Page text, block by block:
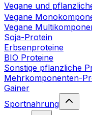
Vegane und
Vegane
Vegane
Soja-Protein
Erbsenproteine
BIO Proteine
Sonstige pflanzliche
Mehrkomponenten-
Gainer
Sportnahrung